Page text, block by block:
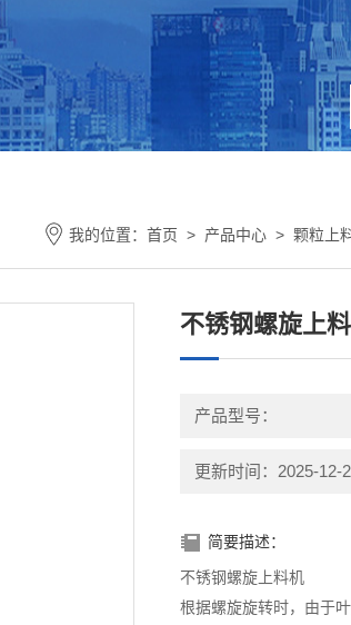
我的位置： 首页 > 产品中心 > 颗粒上
不锈钢螺旋上
产品型号：
更新时间：2025-12-
简要描述：
不锈钢螺旋上料机
根据螺旋旋转时，由于